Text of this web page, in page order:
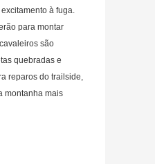
à fuga.
para montar
são
quebradas e
reparos do trailside,
montanha mais